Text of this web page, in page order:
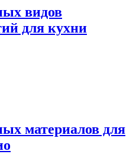
видов
для кухни
материалов для